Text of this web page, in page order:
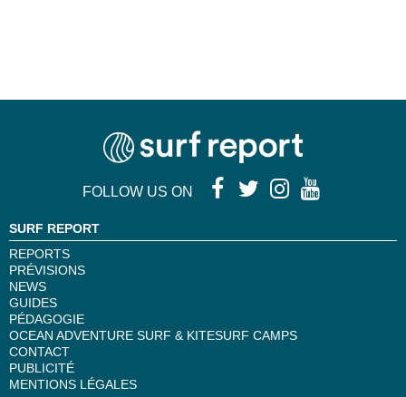
FOLLOW US ON
SURF REPORT
REPORTS
PRÉVISIONS
NEWS
GUIDES
PÉDAGOGIE
OCEAN ADVENTURE SURF & KITESURF CAMPS
CONTACT
PUBLICITÉ
MENTIONS LÉGALES